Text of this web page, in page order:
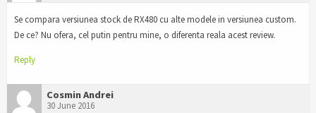
Se compara versiunea stock de RX480 cu alte modele in versiunea custom.
De ce? Nu ofera, cel putin pentru mine, o diferenta reala acest review.
Reply
Cosmin Andrei
30 June 2016